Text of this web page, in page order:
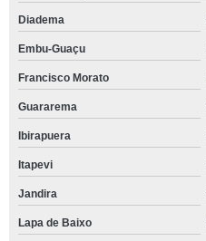
Diadema
Embu-Guaçu
Francisco Morato
Guararema
Ibirapuera
Itapevi
Jandira
Lapa de Baixo